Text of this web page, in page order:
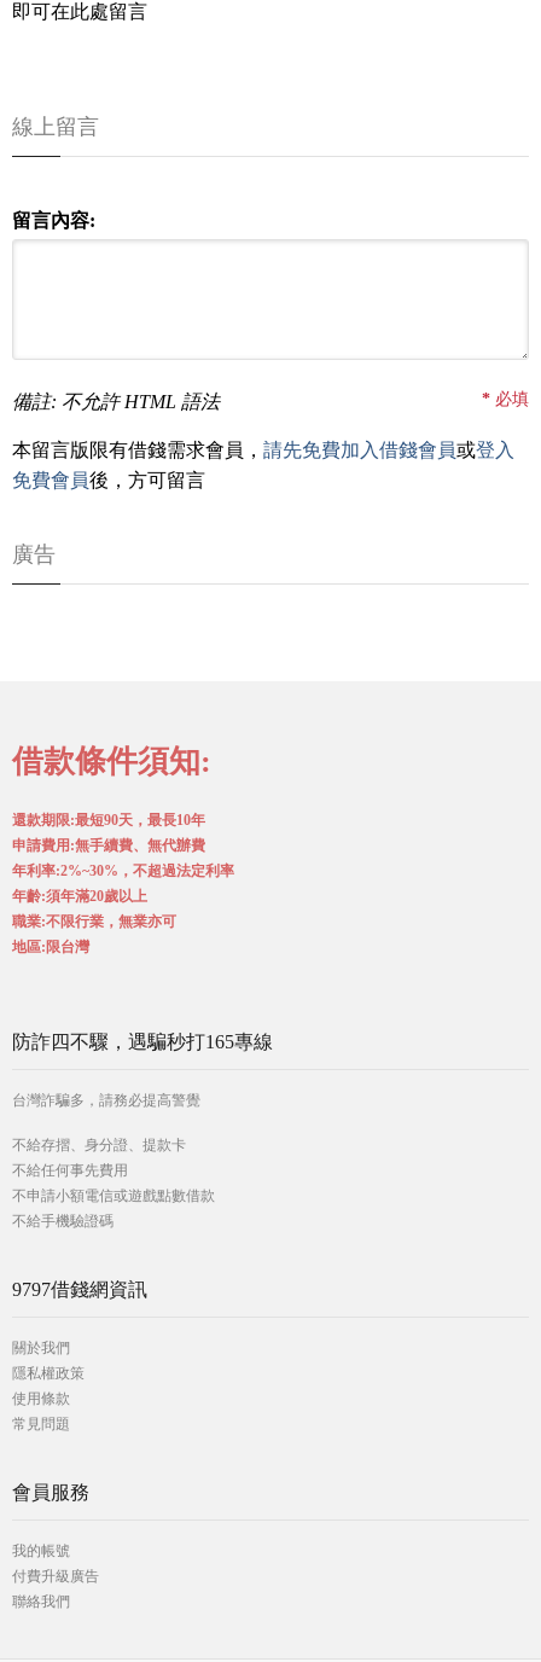
即可在此處留言
線上留言
留言內容:
備註: 不允許 HTML 語法 * 必填
本留言版限有借錢需求會員， 請先免費加入借錢會員或登入
免費會員後，方可留言
廣告
借款條件須知:
還款期限:最短90天，最長10年
申請費用:無手續費、無代辦費
年利率:2%~30%，不超過法定利率
年齡:須年滿20歲以上
職業:不限行業，無業亦可
地區:限台灣
防詐四不驟，遇騙秒打165專線
台灣詐騙多，請務必提高警覺
不給存摺、身分證、提款卡
不給任何事先費用
不申請小額電信或遊戲點數借款
不給手機驗證碼
9797借錢網資訊
關於我們
隱私權政策
使用條款
常見問題
會員服務
我的帳號
付費升級廣告
聯絡我們